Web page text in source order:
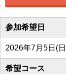
参加希望日
2026年7月5日(
希望コース